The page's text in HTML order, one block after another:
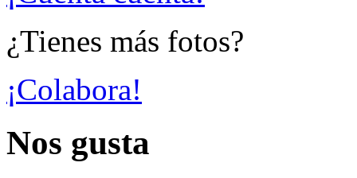
¿Tienes más fotos?
¡Colabora!
Nos gusta